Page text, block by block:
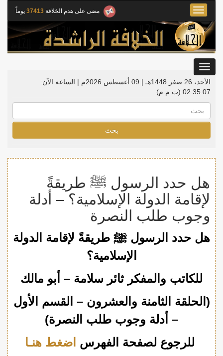
مضى على هدم الخلافة 37413 يوماً
Toggle
navigation
الأحد، 26 صفر 1448هـ | 09 أغسطس 2026م |
الساعة الآن:
02:35:08 (ت.م.م)
بحث
هل حدد الرسول ﷺ طريقةً
لإقامة الدولة الإسلامية؟ – أدلة
وجوب طلب النصرة
هل حدد الرسول ﷺ طريقةً لإقامة الدولة
الإسلامية؟
للكاتب والمفكر ثائر سلامة – أبو مالك
(الحلقة الثامنة والعشرون – القسم الأول
– أدلة وجوب طلب النصرة)
للرجوع لصفحة الفهرس اضغط هنـا